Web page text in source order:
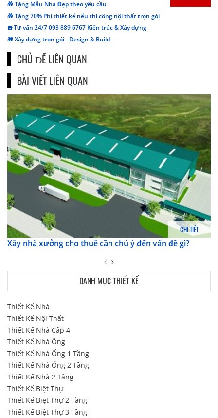
🎁 Tặng Mẫu Nhà Đẹp theo yêu cầu
🎁 Tặng 70% Phí thiết kế nếu thi công nội thất trọn gói
☎️ Tư vấn 24/7 093 889 6767 Kiến trúc & Xây dựng
🎁 Xây dựng trọn gói - Design & Build
CHỦ ĐỀ LIÊN QUAN
BÀI VIẾT LIÊN QUAN
CHI TIẾT
Xây nhà xưởng cho thuê cần chú ý đến vấn đề gì?
DANH MỤC THIẾT KẾ
Thiết Kế Nhà
Thiết Kế Nội Thất
Thiết Kế Nhà Cấp 4
Thiết Kế Nhà Ống
Thiết Kế Nhà Ống 1 Tầng
Thiết Kế Nhà Ống 2 Tầng
Thiết Kế Nhà 2 Tầng
Thiết Kế Biệt Thự
Thiết Kế Biệt Thự 2 Tầng
Thiết Kế Biệt Thự 3 Tầng